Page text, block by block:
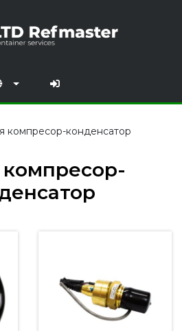
компресор-конденсатор
компресор-